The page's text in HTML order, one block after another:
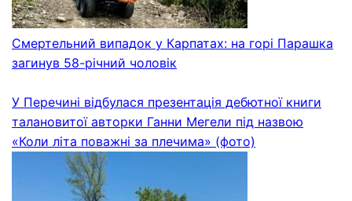
Смертельний випадок у Карпатах: на горі Парашка
загинув 58-річний чоловік
У Перечині відбулася презентація дебютної книги
талановитої авторки Ганни Мегели під назвою
«Коли літа поважні за плечима» (фото)